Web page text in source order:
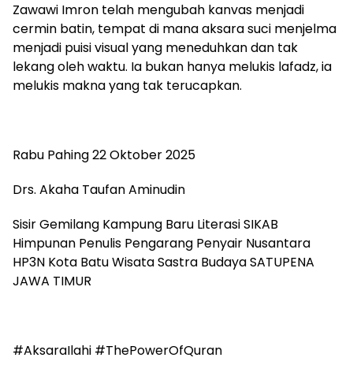
Zawawi Imron telah mengubah kanvas menjadi
cermin batin, tempat di mana aksara suci menjelma
menjadi puisi visual yang meneduhkan dan tak
lekang oleh waktu. Ia bukan hanya melukis lafadz, ia
melukis makna yang tak terucapkan.
Rabu Pahing 22 Oktober 2025
Drs. Akaha Taufan Aminudin
Sisir Gemilang Kampung Baru Literasi SIKAB
Himpunan Penulis Pengarang Penyair Nusantara
HP3N Kota Batu Wisata Sastra Budaya SATUPENA
JAWA TIMUR
#AksaraIlahi #ThePowerOfQuran